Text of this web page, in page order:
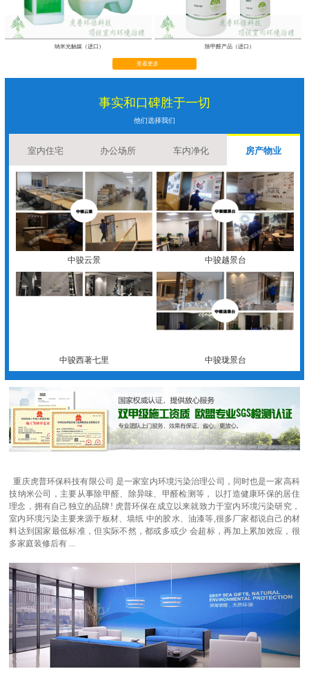
纳米光触媒（进口） 除甲醛产品（进口）
查看更多
事实和口碑胜于一切
他们选择我们
室内住宅 办公场所 车内净化 房产物业
中骏云景 中骏越景台
中骏西著七里 中骏珑景台
重庆虎普环保科技有限公司 是一家室内环境污染治理公司，同时也是一家高科
技纳米公司，主要从事除甲醛、除异味、甲醛检测等， 以打造健康环保的居住
理念，拥有自己独立的品牌! 虎普环保在成立以来就致力于室内环境污染研究，
室内环境污染主要来源于板材、墙纸 中的胶水、油漆等,很多厂家都说自己的材
料达到国家最低标准，但实际不然，都或多或少 会超标，再加上累加效应，很
多家庭装修后有 ...